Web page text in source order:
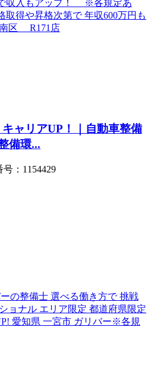
ャリアUP！｜自動車整備
備環...
：1154429